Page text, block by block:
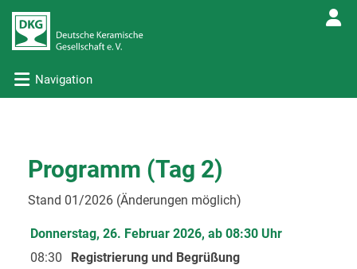
Navigation
Programm (Tag 2)
Stand 01/2026 (Änderungen möglich)
Donnerstag, 26. Februar 2026, ab 08:30 Uhr
08:30
Registrierung und Begrüßung